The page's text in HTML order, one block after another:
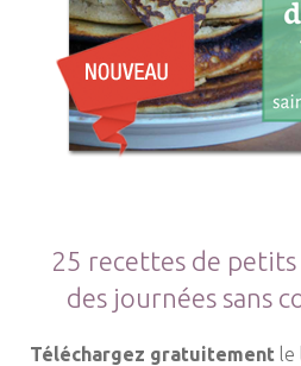
25 recettes de
des journées sans
Téléchargez gratuitement le